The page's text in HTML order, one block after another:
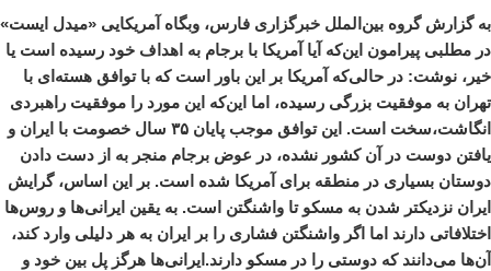
به گزارش گروه بین‌الملل خبرگزاری فارس، وبگاه آمریکایی «میدل ایست»
در مطلبی پیرامون این‌که آیا آمریکا با برجام به اهداف خود رسیده است یا
خیر، نوشت: در حالی‌که آمریکا بر این باور است که با توافق هسته‌ای با
تهران به موفقیت بزرگی رسیده، اما این‌که این مورد را موفقیت راهبردی
انگاشت،سخت است. این توافق موجب پایان ۳۵ سال خصومت با ایران و
یافتن دوست در آن کشور نشده، در عوض برجام منجر به از دست دادن
دوستان بسیاری در منطقه برای آمریکا شده است. بر این اساس، گرایش
ایران نزدیکتر شدن به مسکو تا واشنگتن است. به یقین ایرانی‌ها و روس‌ها
اختلافاتی دارند اما اگر واشنگتن فشاری را بر ایران به هر دلیلی وارد کند،
آن‌ها می‌دانند که دوستی را در مسکو دارند.ایرانی‌ها هرگز پل بین خود و